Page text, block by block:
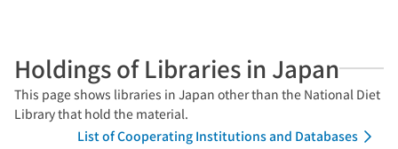
Holdings of Libraries in Japan
This page shows libraries in Japan other than the National Diet
Library that hold the material.
List of Cooperating Institutions and Databases